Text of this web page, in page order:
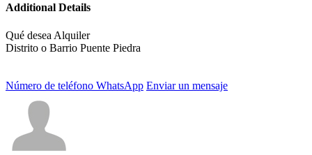
Additional Details
Qué desea Alquiler
Distrito o Barrio Puente Piedra
Número de teléfono WhatsApp Enviar un mensaje